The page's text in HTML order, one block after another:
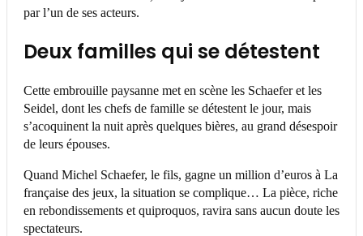
par l’un de ses acteurs.
Deux familles qui se détestent
Cette embrouille paysanne met en scène les Schaefer et les
Seidel, dont les chefs de famille se détestent le jour, mais
s’acoquinent la nuit après quelques bières, au grand désespoir
de leurs épouses.
Quand Michel Schaefer, le fils, gagne un million d’euros à La
française des jeux, la situation se complique… La pièce, riche
en rebondissements et quiproquos, ravira sans aucun doute les
spectateurs.